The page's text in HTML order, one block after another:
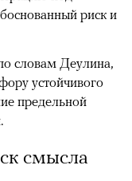
риск и
словам Деулина,
устойчивого
предельной
смысла